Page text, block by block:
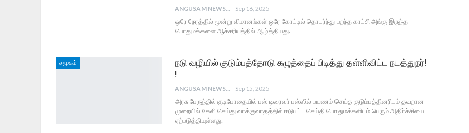
ANGUSAM NEWS Sep 16, 2025
ஒரே நேரத்தில் மூன்று விமானங்கள் ஒரே கோட்டில் தொடர்ந்து பறந்த காட்சி அங்கு இருந்த
பொதுமக்களை ஆச்சரியத்தில் ஆழ்த்தியது.
சமூகம்
நடு வழியில் குடும்பத்தோடு கழுத்தைப் பிடித்து தள்ளிவிட்ட நடத்துநர்!
!
ANGUSAM NEWS Sep 15, 2025
அரசு பேருந்தில் குடிபோதையில் பஸ் டிரைவா் பஸ்ஸில் பயணம் செய்த குடும்பத்தினரிடம் தவறான
முறையில் கேலி செய்து வாக்குவாதத்தில் ஈடுபட்ட செய்தி பொதுமக்களிடம் பெரும் அதிா்ச்சியை
ஏற்படுத்தியுள்ளது.